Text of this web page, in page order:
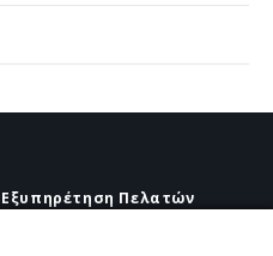
Εξυπηρέτηση Πελατών